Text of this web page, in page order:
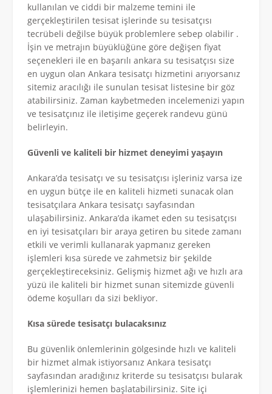
kullanılan ve ciddi bir malzeme temini ile
gerçekleştirilen tesisat işlerinde su tesisatçısı
tecrübeli değilse büyük problemlere sebep olabilir .
İşin ve metrajın büyüklüğüne göre değişen fiyat
seçenekleri ile en başarılı ankara su tesisatçısı size
en uygun olan Ankara tesisatçı hizmetini arıyorsanız
sitemiz aracılığı ile sunulan tesisat listesine bir göz
atabilirsiniz. Zaman kaybetmeden incelemenizi yapın
ve tesisatçınız ile iletişime geçerek randevu günü
belirleyin.
Güvenli ve kaliteli bir hizmet deneyimi yaşayın
Ankara’da tesisatçı ve su tesisatçısı işleriniz varsa ize
en uygun bütçe ile en kaliteli hizmeti sunacak olan
tesisatçılara Ankara tesisatçı sayfasından
ulaşabilirsiniz. Ankara’da ikamet eden su tesisatçısı
en iyi tesisatçıları bir araya getiren bu sitede zamanı
etkili ve verimli kullanarak yapmanız gereken
işlemleri kısa sürede ve zahmetsiz bir şekilde
gerçekleştireceksiniz. Gelişmiş hizmet ağı ve hızlı ara
yüzü ile kaliteli bir hizmet sunan sitemizde güvenli
ödeme koşulları da sizi bekliyor.
Kısa sürede tesisatçı bulacaksınız
Bu güvenlik önlemlerinin gölgesinde hızlı ve kaliteli
bir hizmet almak istiyorsanız Ankara tesisatçı
sayfasından aradığınız kriterde su tesisatçısı bularak
işlemlerinizi hemen başlatabilirsiniz. Site içi